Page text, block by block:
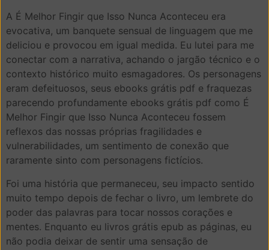
A É Melhor Fingir que Isso Nunca Aconteceu era
evocativa, um banquete sensual de linguagem que me
deliciou e provocou em igual medida. Eu lutei para me
conectar com a narrativa, achando o jargão técnico e o
contexto histórico muito esmagadores. Os personagens
eram defeituosos, seus ebooks grátis pdf e fraquezas
parecendo profundamente ebooks grátis pdf como É
Melhor Fingir que Isso Nunca Aconteceu fossem
reflexos das nossas próprias fragilidades e
vulnerabilidades, um sentimento de conexão que
raramente sinto com personagens fictícios.
Foi uma história que permaneceu, seu impacto sentido
muito tempo depois de fechar o livro, um lembrete do
poder das palavras para tocar nossos corações e
mentes. Enquanto eu livros grátis epub as páginas, eu
não podia deixar de sentir uma sensação de